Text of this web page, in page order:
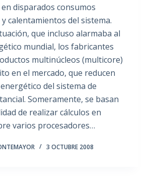
disparados consumos
calentamientos del sistema.
que incluso alarmaba al
mundial, los fabricantes
multinúcleos (multicore)
en el mercado, que reducen
del sistema de
Someramente, se basan
de realizar cálculos en
varios procesadores…
3 OCTUBRE 2008